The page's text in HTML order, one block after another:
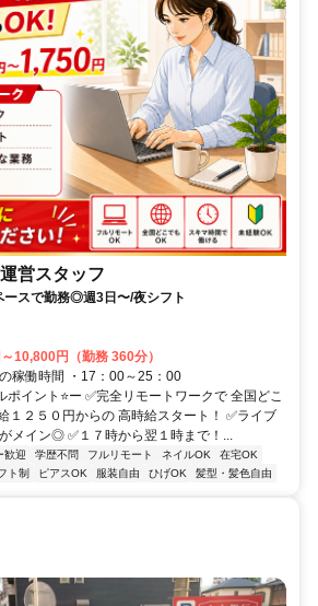
営スタッフ
ースで勤務◎週3日〜/夜シフト
10,800円（勤務 360分）
稼働時間 ・17：00～25：00
ポイント⭐️ー ✅完全リモートワークで 全国どこ
１２５０円からの 高時給スタート！ ✅ライブ
メイン◎ ✅１７時から翌１時まで！...
歓迎 学歴不問 フルリモート ネイルOK
在宅OK
ト制 ピアスOK 服装自由 ひげOK 髪型・髪色自由